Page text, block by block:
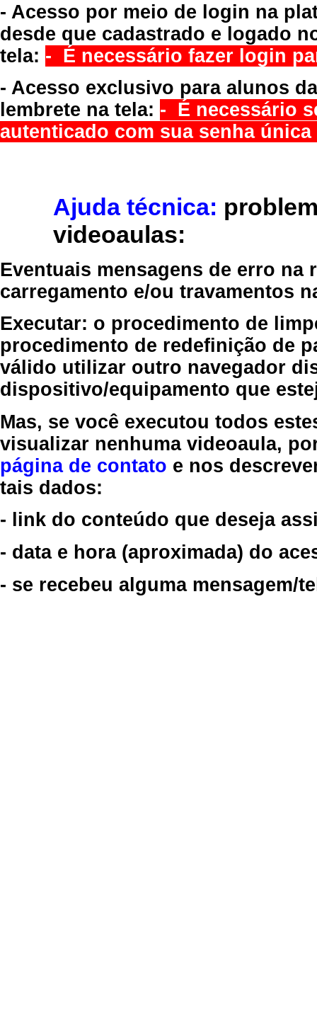
- Acesso por meio de login na
desde que cadastrado e logado
tela: - É necessário fazer login
- Acesso exclusivo para alunos
lembrete na tela: - É necessário
autenticado com sua senha
Ajuda técnica:
videoaulas:
Eventuais mensagens de erro
carregamento e/ou travamentos
Executar: o procedimento de
procedimento de redefinição de
válido utilizar outro navegador
dispositivo/equipamento que
Mas, se você executou todos
visualizar nenhuma videoaula,
página de contato e nos
tais dados:
- link do conteúdo que deseja
- data e hora (aproximada) do
- se recebeu alguma mensagem/